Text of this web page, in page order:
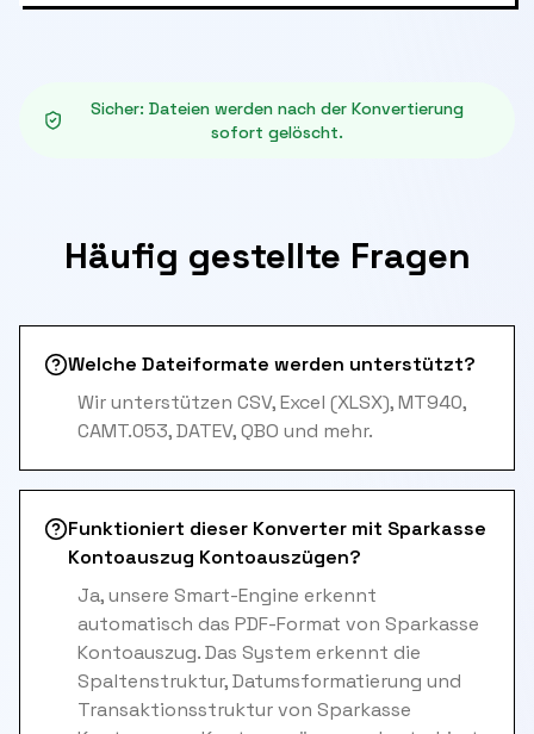
Sicher: Dateien werden nach der Konvertierung
sofort gelöscht.
Häufig gestellte Fragen
Welche Dateiformate werden unterstützt?
Wir unterstützen CSV, Excel (XLSX), MT940,
CAMT.053, DATEV, QBO und mehr.
Funktioniert dieser Konverter mit Sparkasse
Kontoauszug Kontoauszügen?
Ja, unsere Smart-Engine erkennt
automatisch das PDF-Format von Sparkasse
Kontoauszug. Das System erkennt die
Spaltenstruktur, Datumsformatierung und
Transaktionsstruktur von Sparkasse